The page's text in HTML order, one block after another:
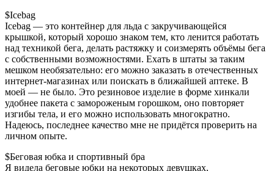
$Icebag
Icebag — это контейнер для льда с закручивающейся
крышкой, который хорошо знаком тем, кто ленится работать
над техникой бега, делать растяжку и соизмерять объёмы бега
с собственными возможностями. Ехать в штаты за таким
мешком необязательно: его можно заказать в отечественных
интернет-магазинах или поискать в ближайшей аптеке. В
моей — не было. Это резиновое изделие в форме хинкали
удобнее пакета с замороженым горошком, оно повторяет
изгибы тела, и его можно использовать многократно.
Надеюсь, последнее качество мне не придётся проверить на
личном опыте.
$Беговая юбка и спортивный бра
Я видела беговые юбки на некоторых девушках,